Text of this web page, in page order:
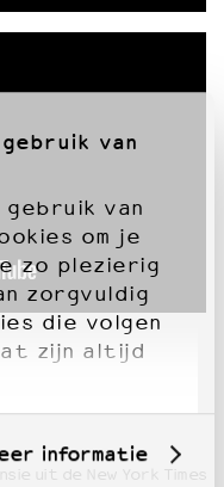
van
van
om je
zo plezierig
zorgvuldig
die volgen
zijn altijd
informatie
uit de New York Times